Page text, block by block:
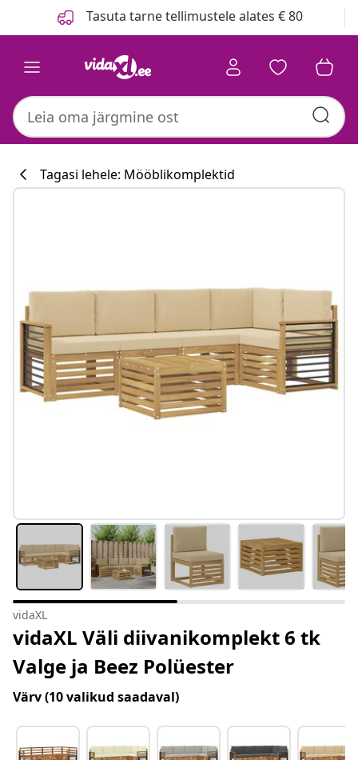
Tasuta tarne tellimustele alates € 80
Tagasi lehele: Mööblikomplektid
vidaXL
vidaXL Väli diivanikomplekt 6 tk
Valge ja Beez Polüester
Värv(10 valikud saadaval)